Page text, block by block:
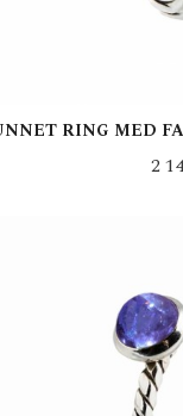
RING MED
Pris
2